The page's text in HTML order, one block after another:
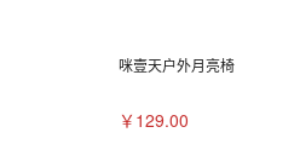
咪壹天户外月亮椅
￥129.00